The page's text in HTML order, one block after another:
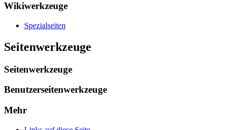
Wikiwerkzeuge
Spezialseiten
Seitenwerkzeuge
Seitenwerkzeuge
Benutzerseitenwerkzeuge
Mehr